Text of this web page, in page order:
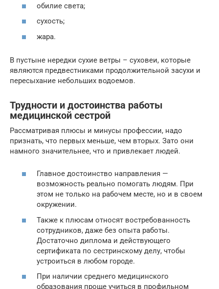
обилие света;
сухость;
жара.
В пустыне нередки сухие ветры – суховеи, которые
являются предвестниками продолжительной засухи и
пересыхание небольших водоемов.
Трудности и достоинства работы
медицинской сестрой
Рассматривая плюсы и минусы профессии, надо
признать, что первых меньше, чем вторых. Зато они
намного значительнее, что и привлекает людей.
Главное достоинство направления —
возможность реально помогать людям. При
этом не только на рабочем месте, но и в своем
окружении.
Также к плюсам относят востребованность
сотрудников, даже без опыта работы.
Достаточно диплома и действующего
сертификата по сестринскому делу, чтобы
устроиться в любом городе.
При наличии среднего медицинского
образования проще учиться в профильном